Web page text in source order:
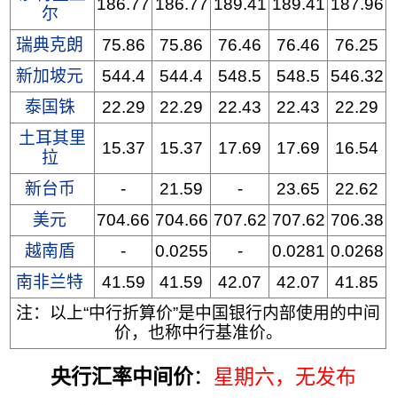
尔
186.77 186.77 189.41 189.41 187.96
瑞典克朗 75.86 75.86 76.46 76.46
76.25
新加坡元
544.4 544.4 548.5 548.5
546.32
泰国铢
22.29 22.29 22.43 22.43
22.29
土耳其里
拉
15.37 15.37 17.69 17.69 16.54
新台币 - 21.59 - 23.65
22.62
美元
704.66 704.66 707.62 707.62 706.38
越南盾
- 0.0255 - 0.0281 0.0268
南非兰特
41.59 41.59 42.07 42.07
41.85
注：以上“中行折算价”是中国银行内部使用的中间
价，也称中行基准价。
央行汇率中间价： 星期六，无发布